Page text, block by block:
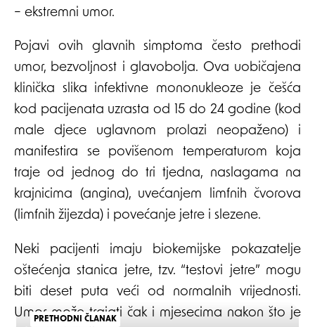
– ekstremni umor.
Pojavi ovih glavnih simptoma često prethodi
umor, bezvoljnost i glavobolja. Ova uobičajena
klinička slika infektivne mononukleoze je češća
kod pacijenata uzrasta od 15 do 24 godine (kod
male djece uglavnom prolazi neopaženo) i
manifestira se povišenom temperaturom koja
traje od jednog do tri tjedna, naslagama na
krajnicima (angina), uvećanjem limfnih čvorova
(limfnih žijezda) i povećanje jetre i slezene.
Neki pacijenti imaju biokemijske pokazatelje
oštećenja stanica jetre, tzv. “testovi jetre” mogu
biti deset puta veći od normalnih vrijednosti.
Umor može trajati čak i mjesecima nakon što je
PRETHODNI ČLANAK